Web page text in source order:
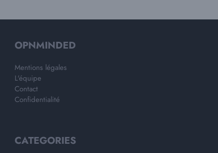
OPNMINDED
Mentions légales
L'équipe
Contact
Confidentialité
CATEGORIES